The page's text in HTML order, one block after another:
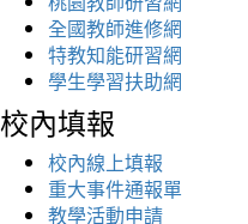
全國教師進修網
特教知能研習網
學生學習扶助網
校內填報
校內線上填報
重大事件通報單
教學活動申請